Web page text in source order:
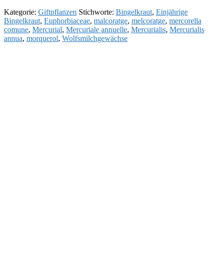
Kategorie: Giftpflanzen Stichworte: Bingelkraut, Einjährige
Bingelkraut, Euphorbiaceae, malcoratge, melcoratge, mercorella
comune, Mercurial, Mercuriale annuelle, Mercurialis, Mercurialis
annua, morquerol, Wolfsmilchgewächse